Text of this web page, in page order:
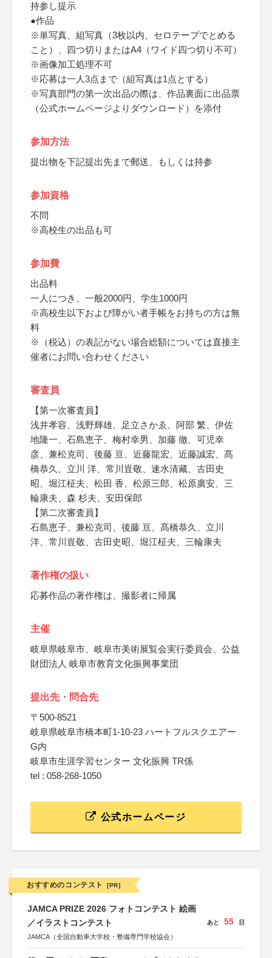
持参し提示
●作品
※単写真、組写真（3枚以内、セロテープでとめる
こと）、四つ切りまたはA4（ワイド四つ切り不可）
※画像加工処理不可
※応募は一人3点まで（組写真は1点とする）
※写真部門の第一次出品の際は、作品裏面に出品票
（公式ホームページよりダウンロード）を添付
参加方法
提出物を下記提出先まで郵送、もしくは持参
参加資格
不問
※高校生の出品も可
参加費
出品料
一人につき、一般2000円、学生1000円
※高校生以下および障がい者手帳をお持ちの方は無
料
※（税込）の表記がない場合総額については直接主
催者にお問い合わせください
審査員
【第一次審査員】
浅井孝容、浅野輝雄、足立さかゑ、阿部 繁、伊佐
地隆一、石島恵子、梅村幸男、加藤 徹、可児幸
彦、兼松克司、後藤 亘、近藤龍宏、近藤誠宏、髙
橋恭久、立川 洋、常川豈敬、速水清藏、古田史
昭、堀江柾夫、松田 香、松原三郎、松原廣安、三
輪康夫、森 杉夫、安田保郎
【第二次審査員】
石島恵子、兼松克司、後藤 亘、髙橋恭久、立川
洋、常川豈敬、古田史昭、堀江柾夫、三輪康夫
著作権の扱い
応募作品の著作権は、撮影者に帰属
主催
岐阜県岐阜市、岐阜市美術展覧会実行委員会、公益
財団法人 岐阜市教育文化振興事業団
提出先・問合先
〒500-8521
岐阜県岐阜市橋本町1-10-23 ハートフルスクエアー
G内
岐阜市生涯学習センター 文化振興 TR係
tel : 058-268-1050
公式ホームページ
おすすめのコンテスト [PR]
JAMCA PRIZE 2026 フォトコンテスト 絵画
／イラストコンテスト
JAMCA（全国自動車大学校・整備専門学校協会）
あと 55 日